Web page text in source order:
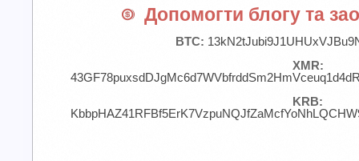
Допомогти блогу та
BTC:
XMR:
KRB: